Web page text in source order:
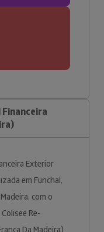
Financeira
Exterior
em Funchal,
com o
Re-
Da Madeira)